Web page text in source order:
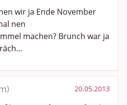
wir ja Ende November
nen
machen? Brunch war ja
20.05.2013